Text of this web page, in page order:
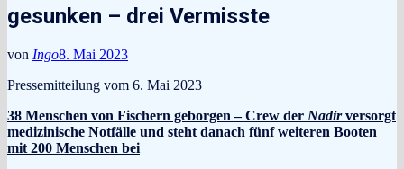
gesunken – drei Vermisste
von Ingo8. Mai 2023
Pressemitteilung vom 6. Mai 2023
38 Menschen von Fischern geborgen – Crew der Nadirversorgt
medizinische Notfälle und steht danach fünf weiteren Booten
mit 200 Menschen bei